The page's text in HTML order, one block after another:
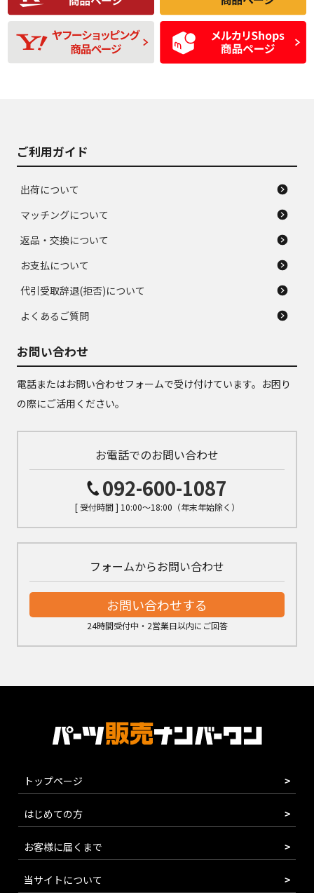
D
使用感や目立つ傷が
あり、一般的な中古
品
D
残り溝も少なく、偏
磨耗がみられ、短期
間使用できるくらい
の中古品
ご利用ガイド
出荷について
マッチングについて
返品・交換について
お支払について
代引受取辞退(拒否)について
よくあるご質問
お問い合わせ
電話またはお問い合わせフォームで受け付けています。お困り
の際にご活用ください。
お電話でのお問い合わせ
092-600-1087
[ 受付時間 ] 10:00～18:00（年末年始除く）
フォームからお問い合わせ
お問い合わせする
24時間受付中・2営業日以内にご回答
トップページ
はじめての方
お客様に届くまで
当サイトについて